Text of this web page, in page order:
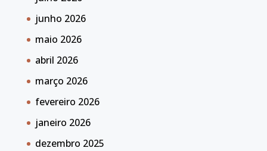
junho 2026
maio 2026
abril 2026
março 2026
fevereiro 2026
janeiro 2026
dezembro 2025